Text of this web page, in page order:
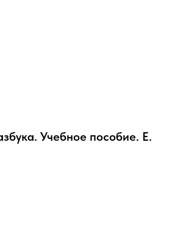
Учебное пособие. Е.